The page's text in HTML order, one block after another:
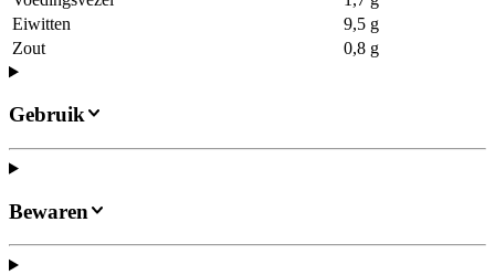
Eiwitten
9,5 g
Zout
0,8 g
Gebruik
Bewaren